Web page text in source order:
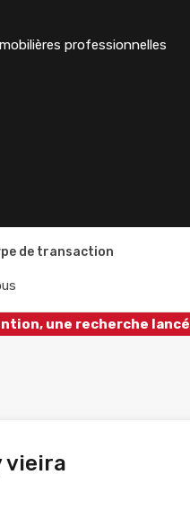
professionnelles
de transaction
une recherche
vieira